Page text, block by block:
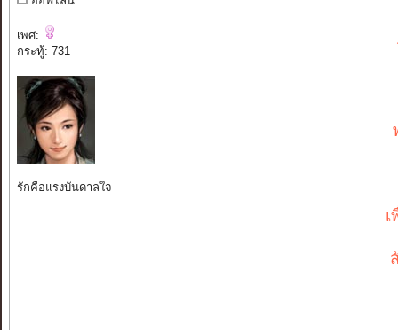
เพศ:
กระทู้: 731
รักคือแรงบันดาลใจ